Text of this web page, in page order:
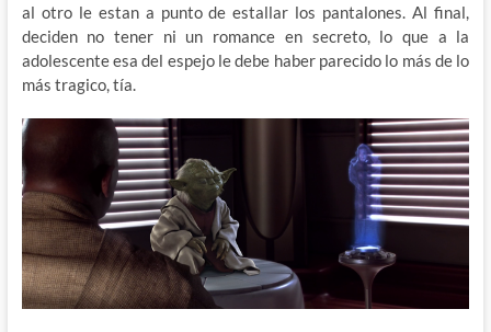
al otro le estan a punto de estallar los pantalones. Al final,
deciden no tener ni un romance en secreto, lo que a la
adolescente esa del espejo le debe haber parecido lo más de lo
más tragico, tía.